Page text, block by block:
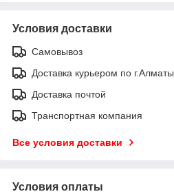
Условия доставки
Самовывоз
Доставка курьером по г.Алматы
Доставка почтой
Транспортная компания
Все условия доставки
Условия оплаты